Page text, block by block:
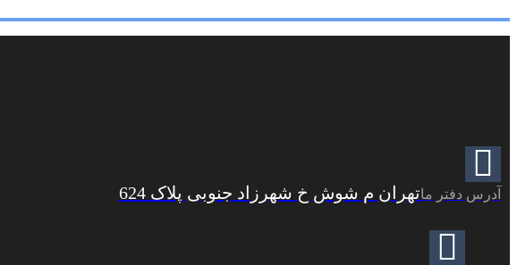
آدرس دفتر ماتهران م شوش خ شهرزاد جنوبی پلاک 624